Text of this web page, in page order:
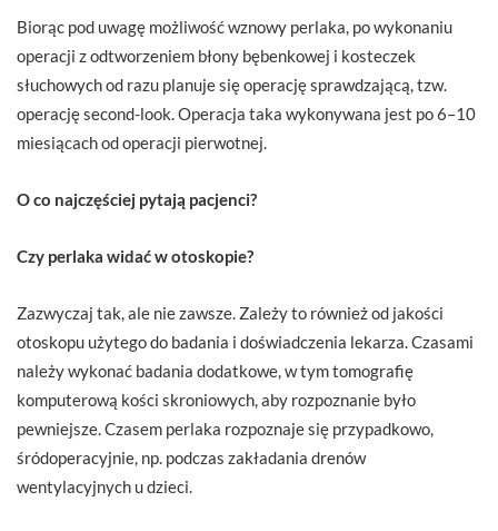
Biorąc pod uwagę możliwość wznowy perlaka, po wykonaniu
operacji z odtworzeniem błony bębenkowej i kosteczek
słuchowych od razu planuje się operację sprawdzającą, tzw.
operację second-look. Operacja taka wykonywana jest po 6–10
miesiącach od operacji pierwotnej.
O co najczęściej pytają pacjenci?
Czy perlaka widać w otoskopie?
Zazwyczaj tak, ale nie zawsze. Zależy to również od jakości
otoskopu użytego do badania i doświadczenia lekarza. Czasami
należy wykonać badania dodatkowe, w tym tomografię
komputerową kości skroniowych, aby rozpoznanie było
pewniejsze. Czasem perlaka rozpoznaje się przypadkowo,
śródoperacyjnie, np. podczas zakładania drenów
wentylacyjnych u dzieci.